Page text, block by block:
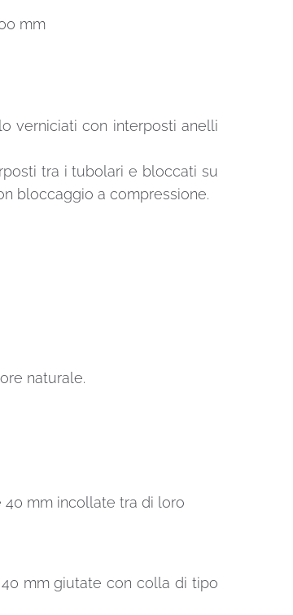
mm
verniciati con interposti anelli
tra i tubolari e bloccati su
bloccaggio a compressione.
naturale.
mm incollate tra di loro
mm giutate con colla di tipo